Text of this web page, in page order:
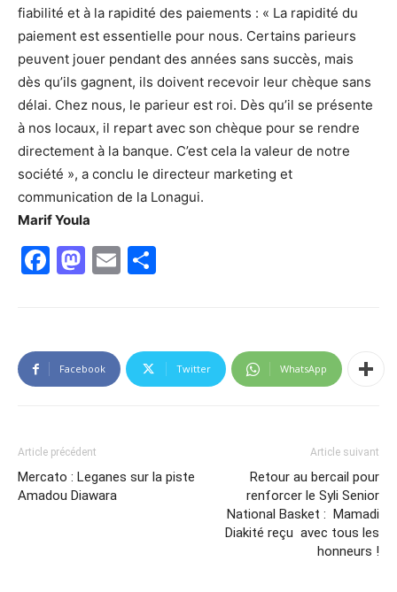
fiabilité et à la rapidité des paiements : « La rapidité du
paiement est essentielle pour nous. Certains parieurs
peuvent jouer pendant des années sans succès, mais
dès qu’ils gagnent, ils doivent recevoir leur chèque sans
délai. Chez nous, le parieur est roi. Dès qu’il se présente
à nos locaux, il repart avec son chèque pour se rendre
directement à la banque. C’est cela la valeur de notre
société », a conclu le directeur marketing et
communication de la Lonagui.
Marif Youla
Facebook
Mastodon
Email
Facebook Twitter WhatsApp
Article précédent
Mercato : Leganes sur la piste
Amadou Diawara
Article suivant
Retour au bercail pour
renforcer le Syli Senior
National Basket : Mamadi
Diakité reçu avec tous les
honneurs !